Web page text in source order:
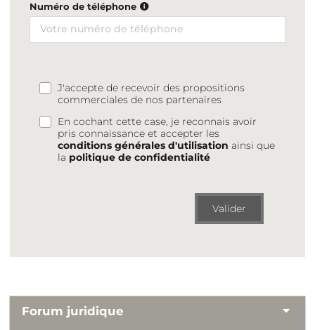
Numéro de téléphone
J'accepte de recevoir des propositions
commerciales de nos partenaires
En cochant cette case, je reconnais avoir
pris connaissance et accepter les
conditions générales d'utilisation ainsi que
la politique de confidentialité
Valider
Forum juridique